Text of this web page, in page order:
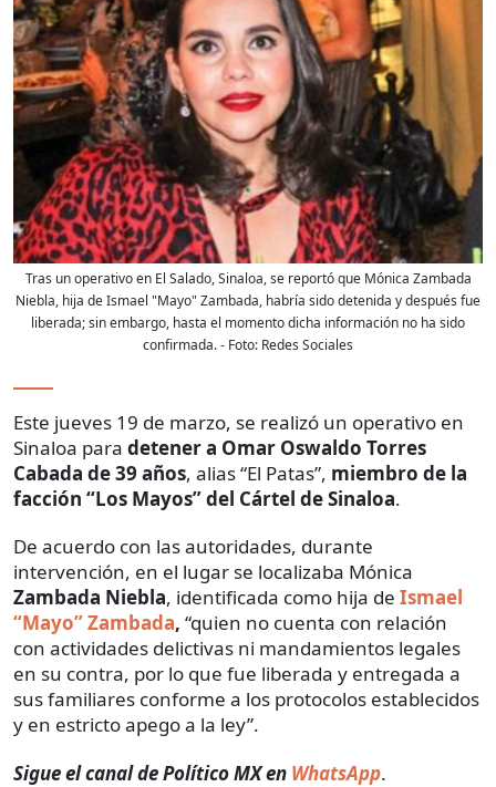
Tras un operativo en El Salado, Sinaloa, se reportó que Mónica Zambada
Niebla, hija de Ismael "Mayo" Zambada, habría sido detenida y después fue
liberada; sin embargo, hasta el momento dicha información no ha sido
confirmada.- Foto: Redes Sociales
Este jueves 19 de marzo, se realizó un operativo en
Sinaloa para detener a Omar Oswaldo Torres
Cabada de 39 años, alias “El Patas”, miembro de la
facción “Los Mayos” del Cártel de Sinaloa.
De acuerdo con las autoridades, durante
intervención, en el lugar se localizaba Mónica
Zambada Niebla, identificada como hija de Ismael
“Mayo” Zambada, “quien no cuenta con relación
con actividades delictivas ni mandamientos legales
en su contra, por lo que fue liberada y entregada a
sus familiares conforme a los protocolos establecidos
y en estricto apego a la ley”.
Sigue el canal de Político MX en WhatsApp.